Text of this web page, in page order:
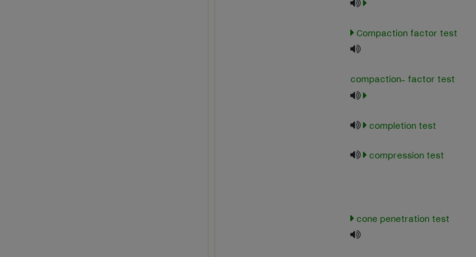
Compaction factor test
compaction- factor test
completion test
compression test
cone penetration test